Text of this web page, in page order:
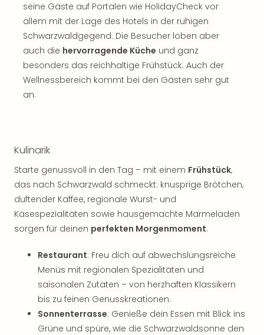
seine Gäste auf Portalen wie HolidayCheck vor
allem mit der Lage des Hotels in der ruhigen
Schwarzwaldgegend. Die Besucher loben aber
auch die hervorragende Küche und ganz
besonders das reichhaltige Frühstück. Auch der
Wellnessbereich kommt bei den Gästen sehr gut
an.
Kulinarik
Starte genussvoll in den Tag – mit einem Frühstück,
das nach Schwarzwald schmeckt: knusprige Brötchen,
duftender Kaffee, regionale Wurst- und
Käsespezialitäten sowie hausgemachte Marmeladen
sorgen für deinen perfekten Morgenmoment.
Restaurant: Freu dich auf abwechslungsreiche
Menüs mit regionalen Spezialitäten und
saisonalen Zutaten – von herzhaften Klassikern
bis zu feinen Genusskreationen.
Sonnenterrasse: Genieße dein Essen mit Blick ins
Grüne und spüre, wie die Schwarzwaldsonne den